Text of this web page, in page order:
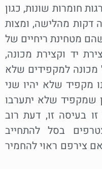
חומרות שונות, כגון
דקות מהלישה, ומצות
מטחינת ריחיים של
יד וקצירת מכונה,
למקפידים שלא
מקפיד שלא יהיו שני
שמקפיד שלא יתערבו
בעיסה זו, דעת רוב
בסל להתחייב
צירפם ראוי להחמיר